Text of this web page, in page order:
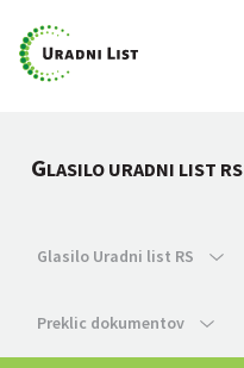
GLASILO URADNI LIST RS
Glasilo Uradni list RS
Preklic dokumentov